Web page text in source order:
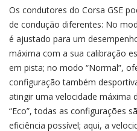
Os condutores do Corsa GSE
de condução diferentes: No
é ajustado para um
máxima com a sua calibração
em pista; no modo “Normal”,
configuração também
atingir uma velocidade máxima
“Eco”, todas as configurações
eficiência possível; aqui, a